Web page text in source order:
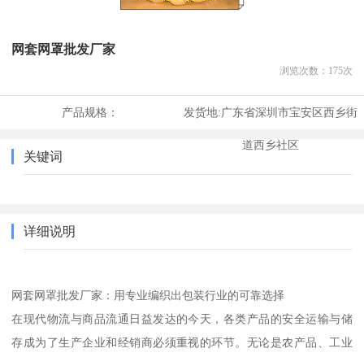
网套网罩批发厂家
浏览次数： 175次
产品规格： 发货地:广东省深圳市宝安区西乡街
道西乡社区
关键词
详细说明
网套网罩批发厂家：用专业编织出包装行业的可靠选择
在现代物流与商品流通日益发达的今天，各类产品的安全运输与储
存成为了生产企业和经销商必须重视的环节。无论是农产品、工业